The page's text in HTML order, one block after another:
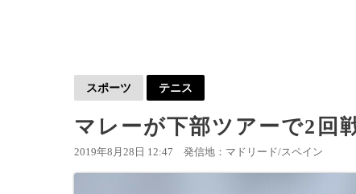
スポーツ テニス
マレーが下部ツアーで2回
2019年8月28日 12:47 発信地：マドリード/スペイン